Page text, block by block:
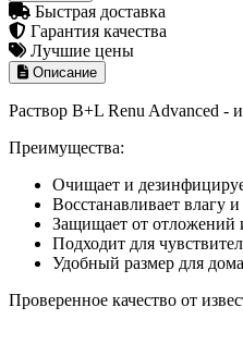
Быстрая доставка
Гарантия качества
Лучшие цены
Описание
Раствор B+L Renu Advanced -
Преимущества:
Очищает и
Восстанавливает влагу
Защищает от отложений
Подходит для
Удобный размер для
Проверенное качество от